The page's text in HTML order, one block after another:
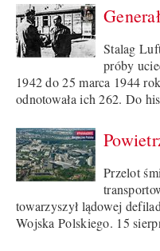
Stalag
próby
1942 do 25 marca 1944
odnotowała ich 262. Do
Przelot
towarzyszył lądowej
Wojska Polskiego. 15